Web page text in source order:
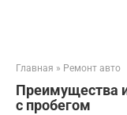
Главная » Ремонт авто
Преимущества
с пробегом